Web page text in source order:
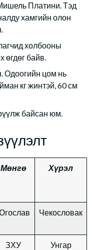
Платини. Тэд
хамгийн олон
холбооны
өгдөг байв.
Одоогийн цом нь
кг жинтэй, 60 см
байсан юм.
Мөнгө Хүрэл
Чекословак
ЗХУ Унгар